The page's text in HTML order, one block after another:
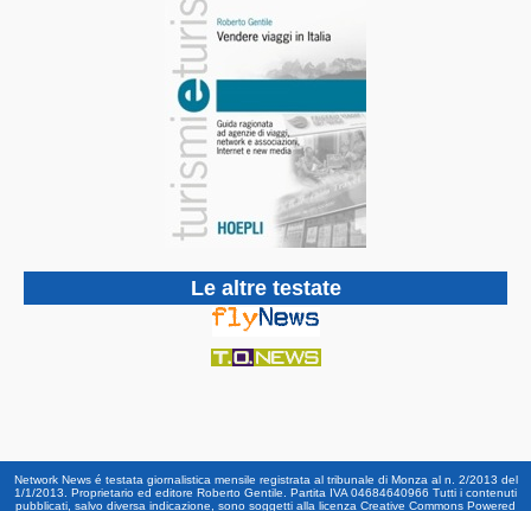
Le altre testate
Network News é testata giornalistica mensile registrata al tribunale di Monza al n. 2/2013 del
1/1/2013. Proprietario ed editore Roberto Gentile. Partita IVA 04684640966 Tutti i contenuti
pubblicati, salvo diversa indicazione, sono soggetti alla licenza Creative Commons Powered